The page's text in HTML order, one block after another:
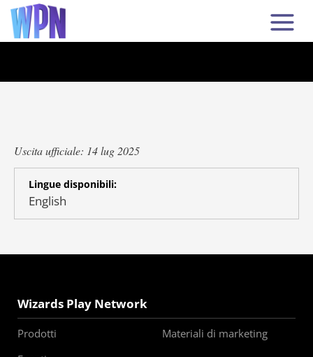
Uscita ufficiale: 14 lug 2025
Lingue disponibili:
English
Wizards Play Network
Prodotti
Materiali di marketing